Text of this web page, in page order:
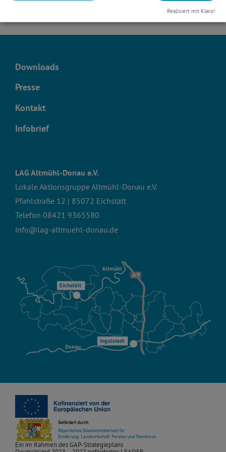
Downloads
Presse
Kontakt
Infobrief
LAG Altmühl-Donau e.V.
Lokale Aktionsgruppe Altmühl-Donau e.V.
Pfahlstraße 12 | 85072 Eichstätt
Telefon 08421 9365580
info@lag-altmuehl-donau.de
Ein im Rahmen des GAP-Strategieplans
Realisiert mit Klaro!